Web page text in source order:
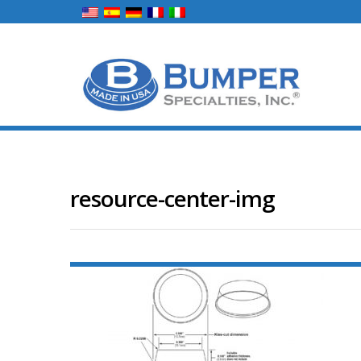
resource-center-img